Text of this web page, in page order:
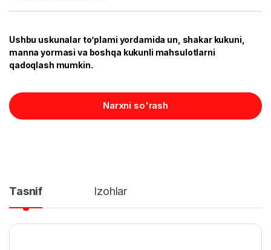
Ushbu uskunalar to’plami yordamida un, shakar kukuni,
manna yormasi va boshqa kukunli mahsulotlarni
qadoqlash mumkin.
Narxni so'rash
Tasnif Izohlar